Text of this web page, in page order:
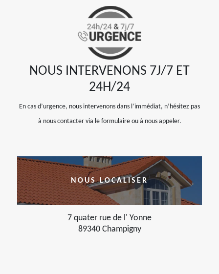
NOUS INTERVENONS 7J/7 ET
24H/24
En cas d’urgence, nous intervenons dans l’immédiat, n’hésitez pas
à nous contacter via le formulaire ou à nous appeler.
NOUS LOCALISER
7 quater rue de l' Yonne
89340 Champigny